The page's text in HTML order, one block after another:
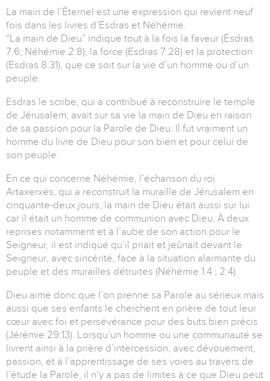
La main de l’Éternel est une expression qui revient neuf
fois dans les livres d’Esdras et Néhémie.
“La main de Dieu” indique tout à la fois la faveur (Esdras
7:6; Néhémie 2:8), la force (Esdras 7:28) et la protection
(Esdras 8:31), que ce soit sur la vie d’un homme ou d’un
peuple.
Esdras le scribe, qui a contribué à reconstruire le temple
de Jérusalem, avait sur sa vie la main de Dieu en raison
de sa passion pour la Parole de Dieu. Il fut vraiment un
homme du livre de Dieu pour son bien et pour celui de
son peuple.
En ce qui concerne Néhémie, l’échanson du roi
Artaxerxés, qui a reconstruit la muraille de Jérusalem en
cinquante-deux jours, la main de Dieu était aussi sur lui
car il était un homme de communion avec Dieu. À deux
reprises notamment et à l’aube de son action pour le
Seigneur, il est indiqué qu’il priait et jeûnait devant le
Seigneur, avec sincérité, face à la situation alarmante du
peuple et des murailles détruites (Néhémie 1:4 ; 2:4).
Dieu aime donc que l’on prenne sa Parole au sérieux mais
aussi que ses enfants le cherchent en prière de tout leur
cœur avec foi et persévérance pour des buts bien précis
(Jérémie 29:13). Lorsqu’un homme ou une communauté se
livrent ainsi à la prière d’intercession, avec dévouement,
passion, et à l’apprentissage de ses voies au travers de
l’étude la Parole, il n’y a pas de limites à ce que Dieu peut